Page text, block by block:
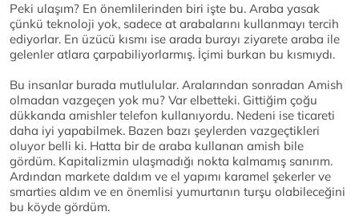
Peki ulaşım? En önemlilerinden biri işte bu. Araba yasak
çünkü teknoloji yok, sadece at arabalarını kullanmayı tercih
ediyorlar. En üzücü kısmı ise arada burayı ziyarete araba ile
gelenler atlara çarpabiliyorlarmış. İçimi burkan bu kısmıydı.
Bu insanlar burada mutlulular. Aralarından sonradan Amish
olmadan vazgeçen yok mu? Var elbetteki. Gittiğim çoğu
dükkanda amishler telefon kullanıyordu. Nedeni ise ticareti
daha iyi yapabilmek. Bazen bazı şeylerden vazgeçtikleri
oluyor belli ki. Hatta bir de araba kullanan amish bile
gördüm. Kapitalizmin ulaşmadığı nokta kalmamış sanırım.
Ardından markete daldım ve el yapımı karamel şekerler ve
smarties aldım ve en önemlisi yumurtanın turşu olabileceğini
bu köyde gördüm.